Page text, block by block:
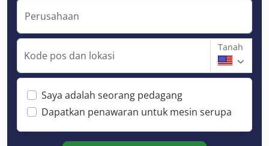
Perusahaan
Kode pos dan lokasi
Tanah
Saya adalah seorang pedagang
Dapatkan penawaran untuk mesin serupa